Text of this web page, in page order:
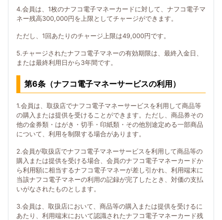
4.会員は、1枚のナフコ電子マネーカードに対して、ナフコ電子マ
ネー残高300,000円を上限としてチャージができます。
ただし、1回あたりのチャージ上限は49,000円です。
5.チャージされたナフコ電子マネーの有効期限は、最終入金日、
または最終利用日から3年間です。
第6条（ナフコ電子マネーサービスの利用）
1.会員は、取扱店でナフコ電子マネーサービスを利用して商品等
の購入または提供を受けることができます。ただし、商品券その
他の金券類・はがき・切手・印紙類・その他別途定める一部商品
について、利用を制限する場合があります。
2.会員が取扱店でナフコ電子マネーサービスを利用して商品等の
購入または提供を受ける場合、会員のナフコ電子マネーカードか
ら利用額に相当するナフコ電子マネーが差し引かれ、利用端末に
当該ナフコ電子マネーの利用の記録が完了したとき、対価の支払
いがなされたものとします。
3.会員は、取扱店において、商品等の購入または提供を受けるに
あたり、利用端末において認識されたナフコ電子マネーカード残